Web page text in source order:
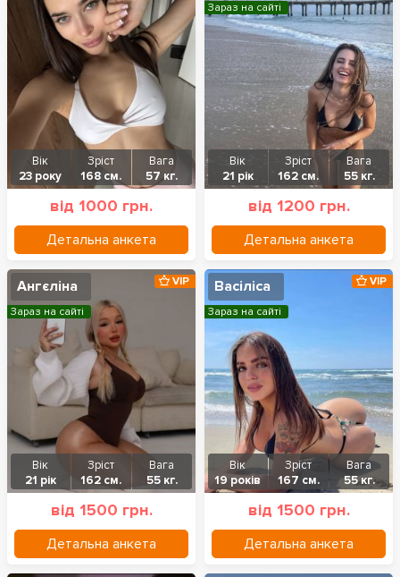
Вік
23 року
Зріст
168 см.
Вага
57 кг.
від 1000 грн.
Детальна анкета
Вік
21 рік
Зріст
162 см.
Вага
55 кг.
від 1200 грн.
Детальна анкета
Зараз на сайті
Ангєліна
Вік
21 рік
Зріст
162 см.
Вага
55 кг.
від 1500 грн.
Детальна анкета
VIP
Зараз на сайті
Васіліса
Вік
19 років
Зріст
167 см.
Вага
55 кг.
від 1500 грн.
Детальна анкета
VIP
Зараз на сайті